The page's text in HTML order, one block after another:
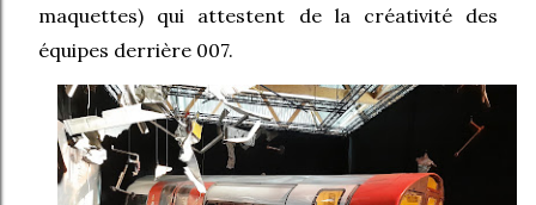
maquettes) qui attestent de la créativité des
équipes derrière 007.